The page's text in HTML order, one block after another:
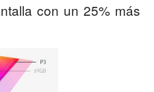
con un 25% más